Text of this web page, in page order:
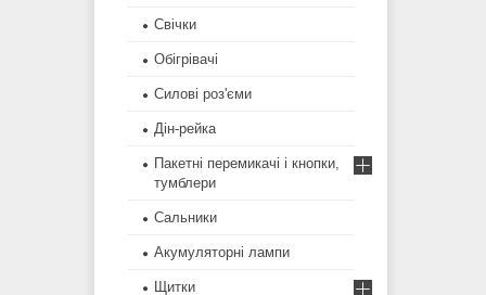
Свічки
Обігрівачі
Силові роз'єми
Дін-рейка
Пакетні перемикачі і кнопки,
тумблери
Сальники
Акумуляторні лампи
Щитки